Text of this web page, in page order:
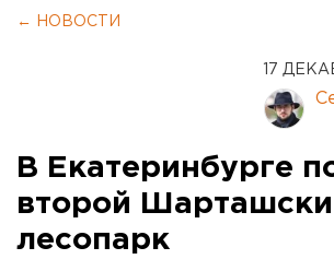
← НОВОСТИ
17
В Екатеринбурге
второй
лесопарк